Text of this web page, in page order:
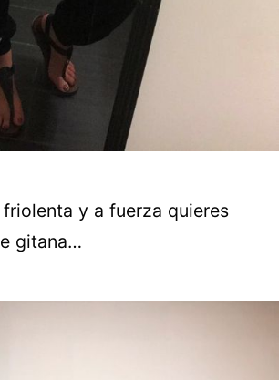
y a fuerza quieres
gitana…